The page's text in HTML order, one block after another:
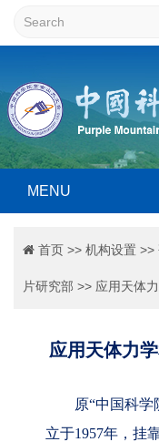
MENU
首页 >> 机构设置 >>
片研究部 >> 应用天体
应用天体力
原“中国科学
立于1957年，挂